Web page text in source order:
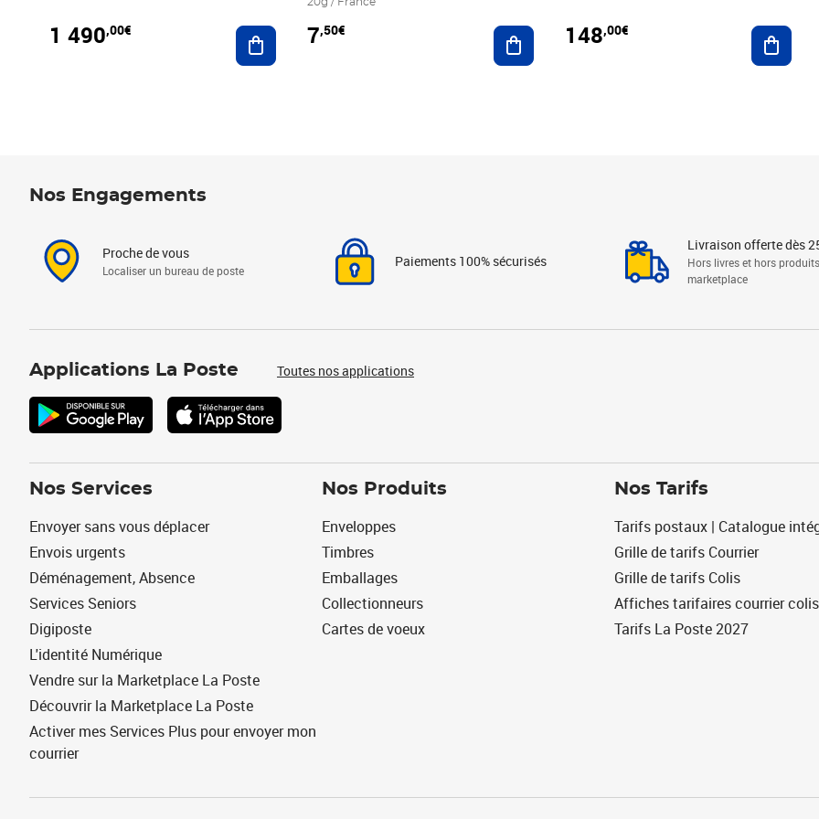
1 490,00€ Ajouter au panier
7,50€ Ajouter au panier
148,00€
Nos Engagements
Proche de vous
Localiser un bureau de poste
Paiements 100% sécurisés
Livraison offerte dès
Hors livres et hors produits
marketplace
Applications La Poste Toutes nos applications
Nos Services
Envoyer sans vous déplacer
Envois urgents
Déménagement, Absence
Services Seniors
Digiposte
L'identité Numérique
Vendre sur la Marketplace La Poste
Découvrir la Marketplace La Poste
Activer mes Services Plus pour envoyer mon
courrier
Nos Produits
Enveloppes
Timbres
Emballages
Collectionneurs
Cartes de voeux
Nos Tarifs
Tarifs postaux | Catalogue
Grille de tarifs Courrier
Grille de tarifs Colis
Affiches tarifaires courrier colis
Tarifs La Poste 2027